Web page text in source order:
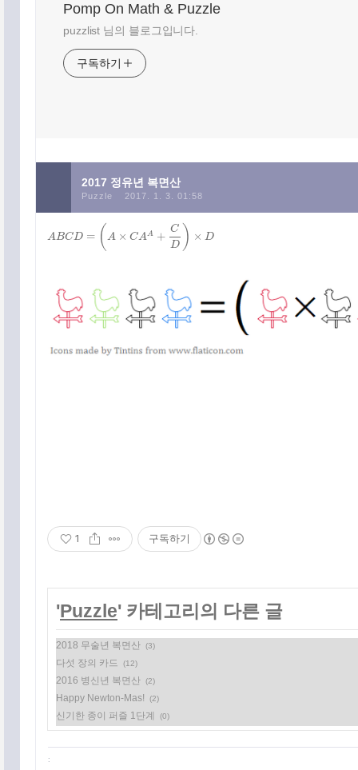
Pomp On Math & Puzzle
puzzlist 님의 블로그입니다.
구독하기
2017 정유년 복면산
Puzzle 2017. 1. 3. 01:58
ABCD = ( A × CAA +
C
D ) × D
ABCD=( A× C AA+C D)×D
1 구독하기
'Puzzle' 카테고리의 다른 글
2018 무술년 복면산 (3)
다섯 장의 카드 (12)
2016 병신년 복면산 (2)
Happy Newton-Mas! (2)
신기한 종이 퍼즐 1단계 (0)
: